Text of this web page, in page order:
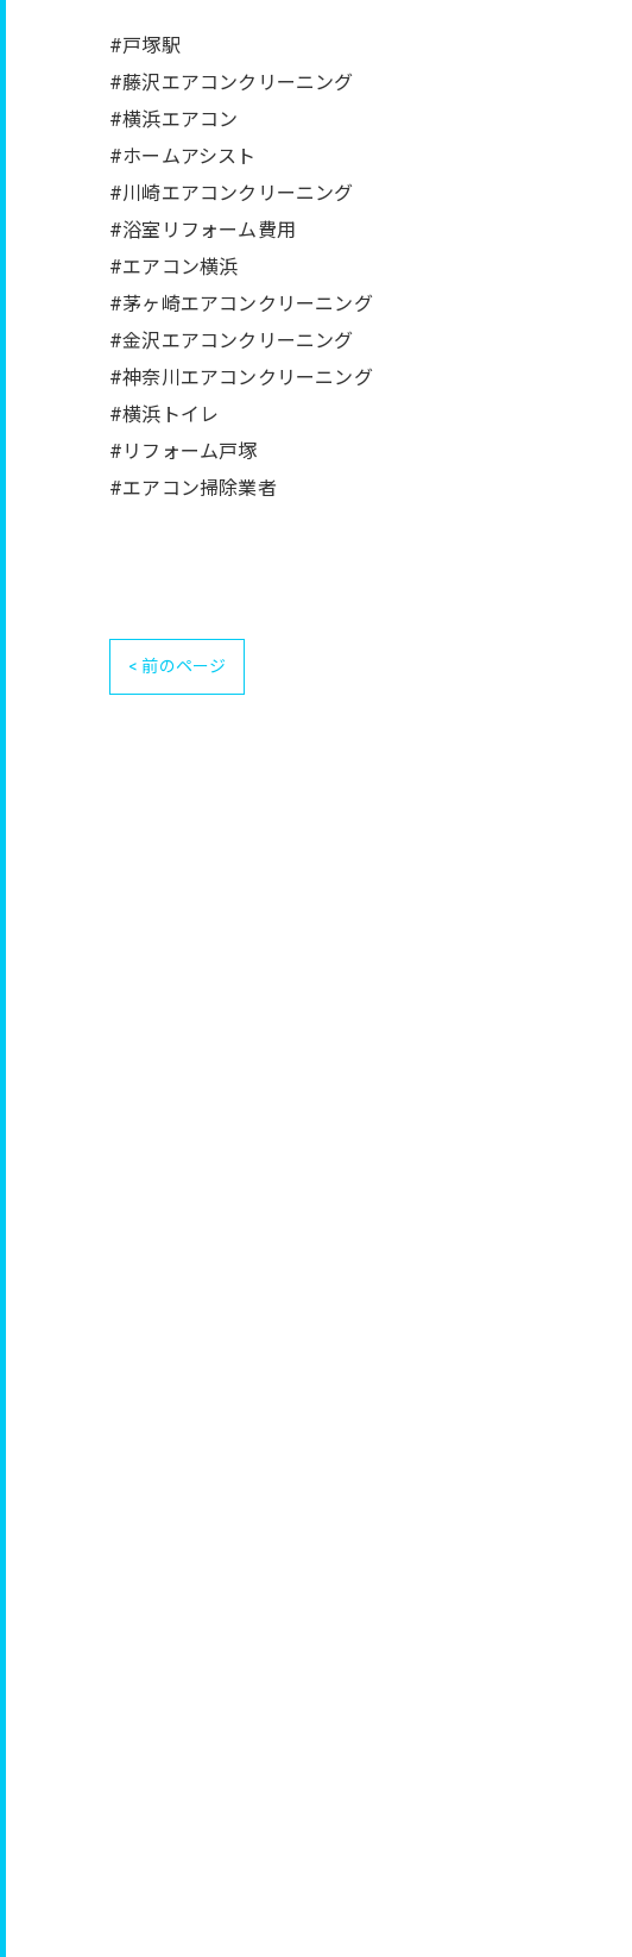
#戸塚駅
#藤沢エアコンクリーニング
#横浜エアコン
#ホームアシスト
#川崎エアコンクリーニング
#浴室リフォーム費用
#エアコン横浜
#茅ヶ崎エアコンクリーニング
#金沢エアコンクリーニング
#神奈川エアコンクリーニング
#横浜トイレ
#リフォーム戸塚
#エアコン掃除業者
< 前のページ